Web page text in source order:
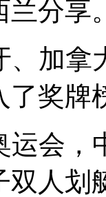
分享。
加拿
奖牌
会，
双人划